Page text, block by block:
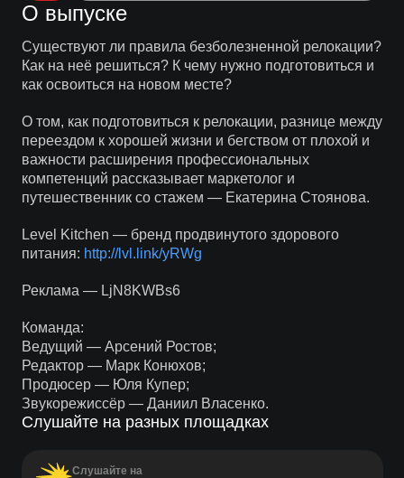
О выпуске
Существуют ли правила безболезненной релокации?
Как на неё решиться? К чему нужно подготовиться и
как освоиться на новом месте?
О том, как подготовиться к релокации, разнице между
переездом к хорошей жизни и бегством от плохой и
важности расширения профессиональных
компетенций рассказывает маркетолог и
путешественник со стажем — Екатерина Стоянова.
Level Kitchen — бренд продвинутого здорового
питания: http://lvl.link/yRWg
Реклама — LjN8KWBs6
Команда:
Ведущий — Арсений Ростов;
Редактор — Марк Конюхов;
Продюсер — Юля Купер;
Звукорежиссёр — Даниил Власенко.
Слушайте на разных площадках
Слушайте на